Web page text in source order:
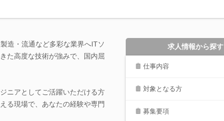
造・流通など多彩な業界へITソ
た高度な技術が強みで、国内屈
ニアとしてご活躍いただける方
る現場で、あなたの経験や専門
求人情報から探す
仕事内容
対象となる方
募集要項